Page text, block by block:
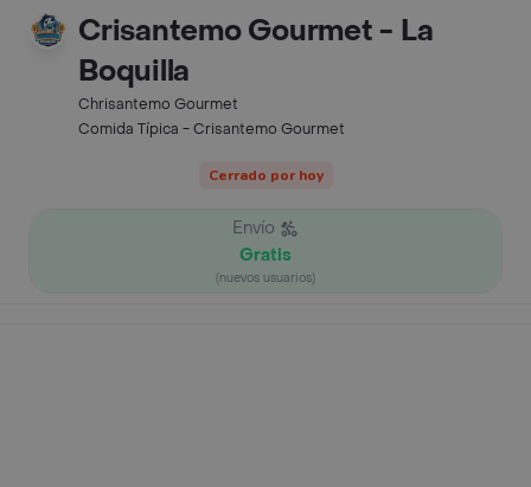
Crisantemo Gourmet - La
Boquilla
Chrisantemo Gourmet
Comida Típica - Crisantemo Gourmet
Cerrado por hoy
Envío
Gratis
(nuevos usuarios)